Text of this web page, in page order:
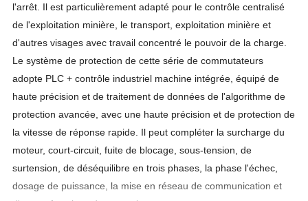
l'arrêt. Il est particulièrement adapté pour le contrôle centralisé
de l'exploitation minière, le transport, exploitation minière et
d'autres visages avec travail concentré le pouvoir de la charge.
Le système de protection de cette série de commutateurs
adopte PLC + contrôle industriel machine intégrée, équipé de
haute précision et de traitement de données de l'algorithme de
protection avancée, avec une haute précision et de protection de
la vitesse de réponse rapide. Il peut compléter la surcharge du
moteur, court-circuit, fuite de blocage, sous-tension, de
surtension, de déséquilibre en trois phases, la phase l'échec,
dosage de puissance, la mise en réseau de communication et